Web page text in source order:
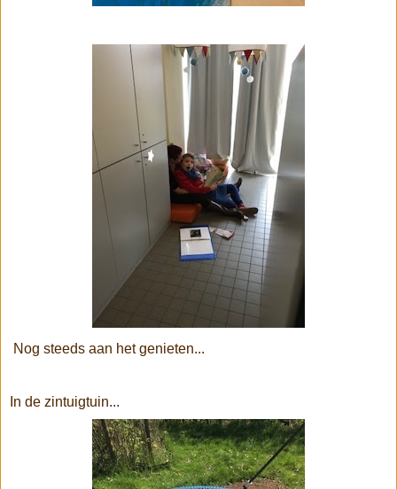
Nog steeds aan het genieten...
In de zintuigtuin...